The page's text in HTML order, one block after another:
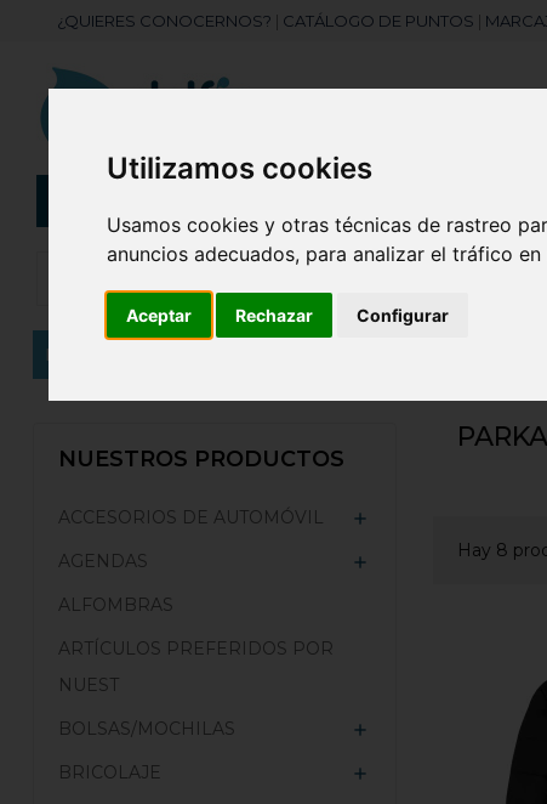
Utilizamos cookies
Usamos cookies y otras técnicas de rastreo
anuncios adecuados, para analizar el tráfico
Aceptar Rechazar Configurar
¿QUIERES CONOCERNOS? CATÁLOGO DE PUNTOS
Inicio
NUESTROS PRODUCTOS
ACCESORIOS DE AUTOMÓVIL 
AGENDAS 
ALFOMBRAS
ARTÍCULOS PREFERIDOS POR
NUEST
BOLSAS/MOCHILAS

BRICOLAJE 
Hay 8